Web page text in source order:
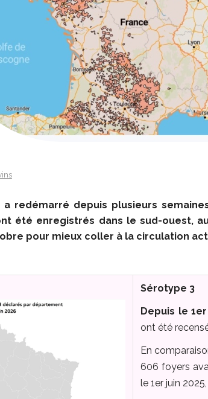
redémarré depuis plusieurs
été enregistrés dans le sud-ouest,
pour mieux coller à la circulation
Sérotype 3
Depuis le
ont été
En
606 foyers
le 1er juin